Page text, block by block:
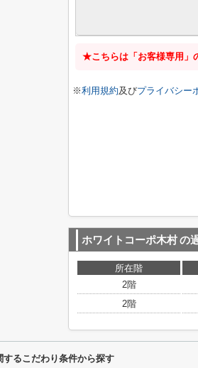
★こちらは「お客様専用」
※利用規約及びプライバシー
ホワイトコーポ木村の
所在階
2階
2階
るこだわり条件から探す